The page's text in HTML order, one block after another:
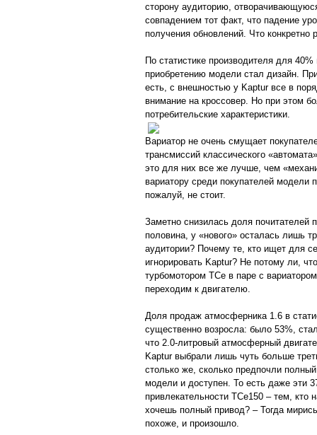
сторону аудиторию,
совпадением тот факт, что падение
получения обновлений. Что конкретно
По статистике производителя для
приобретению модели стал дизайн.
есть, с внешностью у Kaptur все в
внимание на кроссовер. Но при этом
потребительские характеристики.
Вариатор не очень смущает
трансмиссий классического
это для них все же лучше, чем
вариатору среди покупателей модели
пожалуй, не стоит.
Заметно снизилась доля почитателей
половина, у «нового» осталась лишь
аудитории? Почему те, кто ищет для
игнорировать Kaptur? Не потому ли,
турбомотором TCe в паре с
переходим к двигателю.
Доля продаж атмосферника 1.6 в
существенно возросла: было 53%,
что 2.0-литровый атмосферный
Kaptur выбрали лишь чуть больше
столько же, сколько предпочли
модели и доступен. То есть даже эти
привлекательности TCe150 – тем, кто
хочешь полный привод? – Тогда
похоже, и произошло.